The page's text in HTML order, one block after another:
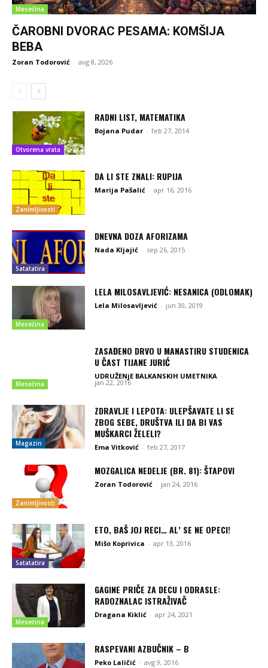
Mesečina
ČAROBNI DVORAC PESAMA: KOMŠIJA
BEBA
Zoran Todorović - avg 8, 2026
Otvorena vrata
RADNI LIST, MATEMATIKA
Bojana Pudar - feb 27, 2014
Zanimljivosti
DA LI STE ZNALI: RUPIJA
Marija Pašalić - apr 16, 2016
Satatatira
DNEVNA DOZA AFORIZAMA
Nada Kljajić - sep 26, 2015
Mesečina
LELA MILOSAVLJEVIĆ: NESANICA (ODLOMAK)
Lela Milosavljević - jun 30, 2019
Mesečina
ZASAĐENO DRVO U MANASTIRU STUDENICA
U ČAST TIJANE JURIĆ
UDRUŽENjE BALKANSKIH UMETNIKA -
jan 22, 2016
Magazin
ZDRAVLJE I LEPOTA: ULEPŠAVATE LI SE
ZBOG SEBE, DRUŠTVA ILI DA BI VAS
MUŠKARCI ŽELELI?
Ema Vitković - feb 27, 2017
Zanimljivosti
MOZGALICA NEDELJE (BR. 81): ŠTAPOVI
Zoran Todorović - jan 24, 2016
Satatatira
ETO, BAŠ JOJ RECI… AL’ SE NE OPECI!
Mišo Koprivica - apr 13, 2016
Mesečina
GAGINE PRIČE ZA DECU I ODRASLE:
RADOZNALAC ISTRAŽIVAČ
Dragana Kiklić - apr 24, 2021
RASPEVANI AZBUČNIK – B
Peko Laličić - avg 9, 2016